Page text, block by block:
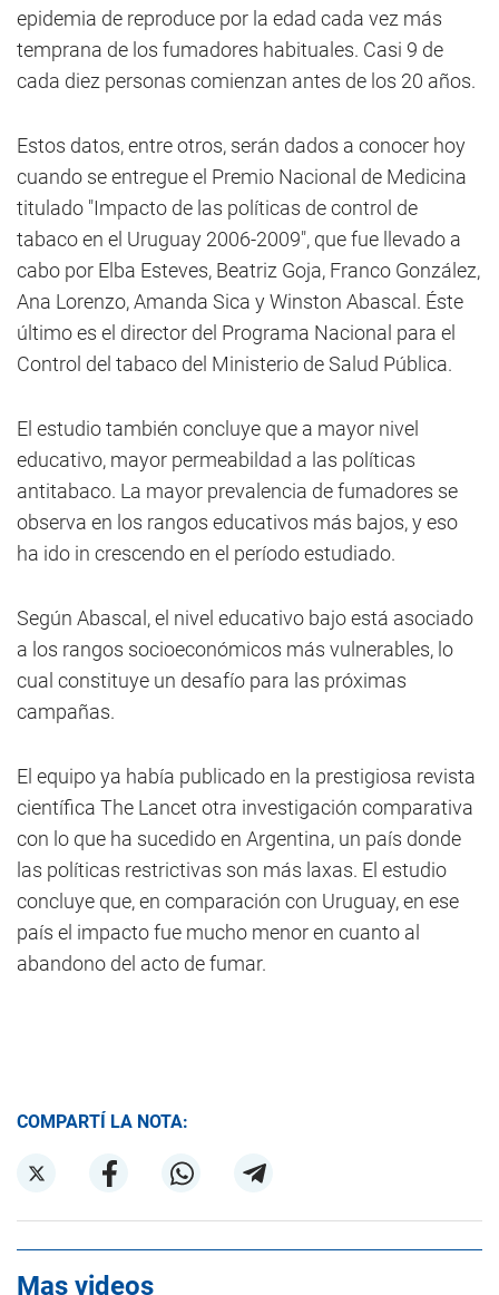
epidemia de reproduce por la edad cada vez más
temprana de los fumadores habituales. Casi 9 de
cada diez personas comienzan antes de los 20 años.
Estos datos, entre otros, serán dados a conocer hoy
cuando se entregue el Premio Nacional de Medicina
titulado "Impacto de las políticas de control de
tabaco en el Uruguay 2006-2009", que fue llevado a
cabo por Elba Esteves, Beatriz Goja, Franco González,
Ana Lorenzo, Amanda Sica y Winston Abascal. Éste
último es el director del Programa Nacional para el
Control del tabaco del Ministerio de Salud Pública.
El estudio también concluye que a mayor nivel
educativo, mayor permeabildad a las políticas
antitabaco. La mayor prevalencia de fumadores se
observa en los rangos educativos más bajos, y eso
ha ido in crescendo en el período estudiado.
Según Abascal, el nivel educativo bajo está asociado
a los rangos socioeconómicos más vulnerables, lo
cual constituye un desafío para las próximas
campañas.
El equipo ya había publicado en la prestigiosa revista
científica The Lancet otra investigación comparativa
con lo que ha sucedido en Argentina, un país donde
las políticas restrictivas son más laxas. El estudio
concluye que, en comparación con Uruguay, en ese
país el impacto fue mucho menor en cuanto al
abandono del acto de fumar.
COMPARTÍ LA NOTA:
Mas videos